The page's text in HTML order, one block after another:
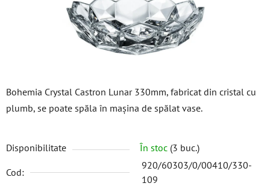
Bohemia Crystal Castron Lunar 330mm, fabricat din cristal cu
plumb, se poate spăla în mașina de spălat vase.
Disponibilitate În stoc (3 buc.)
Cod:
920/60303/0/00410/330-
109